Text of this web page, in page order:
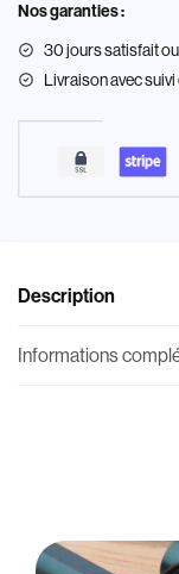
Nos garanties :
30 jours satisfait
Livraisonavec
Description
Informations